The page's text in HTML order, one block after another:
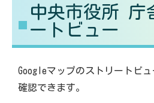
中央市役所 庁
ートビュー
Googleマップのストリートビ
確認できます。